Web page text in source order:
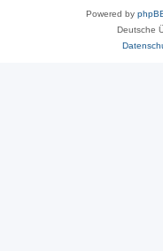
Powered by
Deutsche